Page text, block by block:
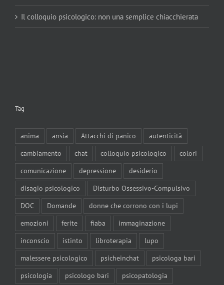
Il colloquio psicologico: non una semplice chiacchierata
Tag
anima ansia Attacchi di panico
autenticità
cambiamento
chat colloquio psicologico
colori
comunicazione
depressione
desiderio
disagio psicologico
Disturbo Ossessivo-Compulsivo
DOC
Domande
donne che corrono con i lupi
emozioni
ferite fiaba
immaginazione
inconscio
istinto libroterapia
lupo
malessere psicologico
psicheinchat
psicologa bari
psicologia
psicologo bari psicopatologia